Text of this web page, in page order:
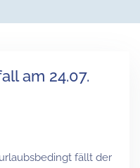
am 24.07.
fällt der